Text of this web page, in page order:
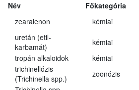
Név Főkategória
zearalenon
kémiai
uretán (etil-
karbamát)
kémiai
tropán alkaloidok
kémiai
trichinellózis
(Trichinella spp.)
zoonózis